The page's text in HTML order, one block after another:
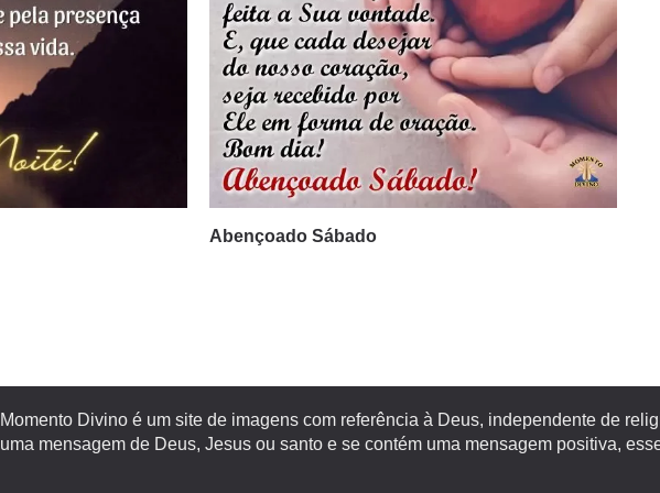
Abençoado Sábado
Momento Divino é um site de imagens com referência à Deus, independente de
uma mensagem de Deus, Jesus ou santo e se contém uma mensagem positiva,